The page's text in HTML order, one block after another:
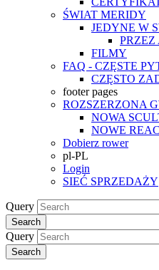
ŚWIAT MERIDY
JEDYNE W
PRZEZ
FILMY
FAQ - CZĘSTE
CZĘSTO
footer pages
ROZSZERZONA
NOWA
NOWE
Dobierz rower
pl-PL
Login
SIEĆ SPRZEDAŻY
Query
Search
Query
Search